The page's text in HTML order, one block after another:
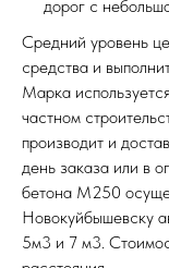
дорог с
Средний уровень
средства и
Марка
частном
производит и
день заказа или в
бетона М250
Новокуйбышевску
5м3 и 7 м3.